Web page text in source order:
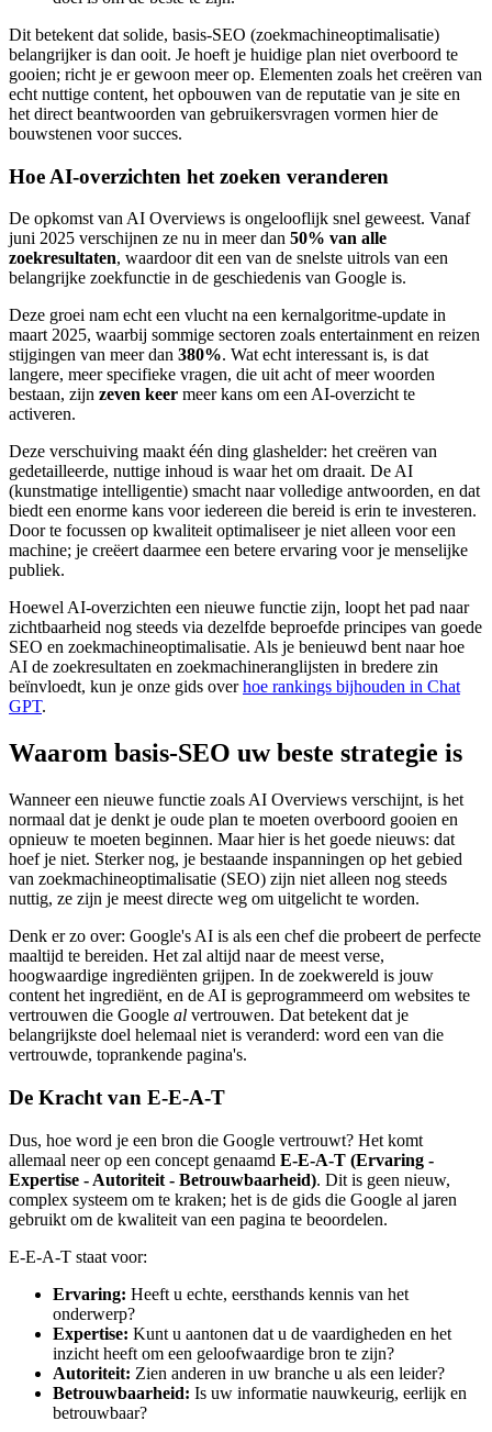
Dit betekent dat solide, basis-SEO (zoekmachineoptimalisatie)
belangrijker is dan ooit. Je hoeft je huidige plan niet overboord te
gooien; richt je er gewoon meer op. Elementen zoals het creëren van
echt nuttige content, het opbouwen van de reputatie van je site en
het direct beantwoorden van gebruikersvragen vormen hier de
bouwstenen voor succes.
Hoe AI-overzichten het zoeken veranderen
De opkomst van AI Overviews is ongelooflijk snel geweest. Vanaf
juni 2025 verschijnen ze nu in meer dan 50% van alle
zoekresultaten, waardoor dit een van de snelste uitrols van een
belangrijke zoekfunctie in de geschiedenis van Google is.
Deze groei nam echt een vlucht na een kernalgoritme-update in
maart 2025, waarbij sommige sectoren zoals entertainment en reizen
stijgingen van meer dan 380%. Wat echt interessant is, is dat
langere, meer specifieke vragen, die uit acht of meer woorden
bestaan, zijn zeven keer meer kans om een AI-overzicht te
activeren.
Deze verschuiving maakt één ding glashelder: het creëren van
gedetailleerde, nuttige inhoud is waar het om draait. De AI
(kunstmatige intelligentie) smacht naar volledige antwoorden, en dat
biedt een enorme kans voor iedereen die bereid is erin te investeren.
Door te focussen op kwaliteit optimaliseer je niet alleen voor een
machine; je creëert daarmee een betere ervaring voor je menselijke
publiek.
Hoewel AI-overzichten een nieuwe functie zijn, loopt het pad naar
zichtbaarheid nog steeds via dezelfde beproefde principes van goede
SEO en zoekmachineoptimalisatie. Als je benieuwd bent naar hoe
AI de zoekresultaten en zoekmachineranglijsten in bredere zin
beïnvloedt, kun je onze gids overhoe rankings bijhouden in Chat
GPT.
Waarom basis-SEO uw beste strategie is
Wanneer een nieuwe functie zoals AI Overviews verschijnt, is het
normaal dat je denkt je oude plan te moeten overboord gooien en
opnieuw te moeten beginnen. Maar hier is het goede nieuws: dat
hoef je niet. Sterker nog, je bestaande inspanningen op het gebied
van zoekmachineoptimalisatie (SEO) zijn niet alleen nog steeds
nuttig, ze zijn je meest directe weg om uitgelicht te worden.
Denk er zo over: Google's AI is als een chef die probeert de perfecte
maaltijd te bereiden. Het zal altijd naar de meest verse,
hoogwaardige ingrediënten grijpen. In de zoekwereld is jouw
content het ingrediënt, en de AI is geprogrammeerd om websites te
vertrouwen die Google al vertrouwen. Dat betekent dat je
belangrijkste doel helemaal niet is veranderd: word een van die
vertrouwde, toprankende pagina's.
De Kracht van E-E-A-T
Dus, hoe word je een bron die Google vertrouwt? Het komt
allemaal neer op een concept genaamd E-E-A-T (Ervaring -
Expertise - Autoriteit - Betrouwbaarheid). Dit is geen nieuw,
complex systeem om te kraken; het is de gids die Google al jaren
gebruikt om de kwaliteit van een pagina te beoordelen.
E-E-A-T staat voor:
Ervaring: Heeft u echte, eersthands kennis van het
onderwerp?
Expertise: Kunt u aantonen dat u de vaardigheden en het
inzicht heeft om een geloofwaardige bron te zijn?
Autoriteit: Zien anderen in uw branche u als een leider?
Betrouwbaarheid: Is uw informatie nauwkeurig, eerlijk en
betrouwbaar?